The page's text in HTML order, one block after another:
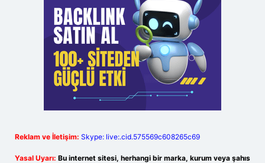
Reklam ve İletişim: Skype: live:.cid.575569c608265c69
Yasal Uyarı: Bu internet sitesi, herhangi bir marka, kurum veya şahıs